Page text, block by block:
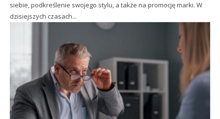
siebie, podkreślenie swojego stylu, a także na promocję marki. W
dzisiejszych czasach...